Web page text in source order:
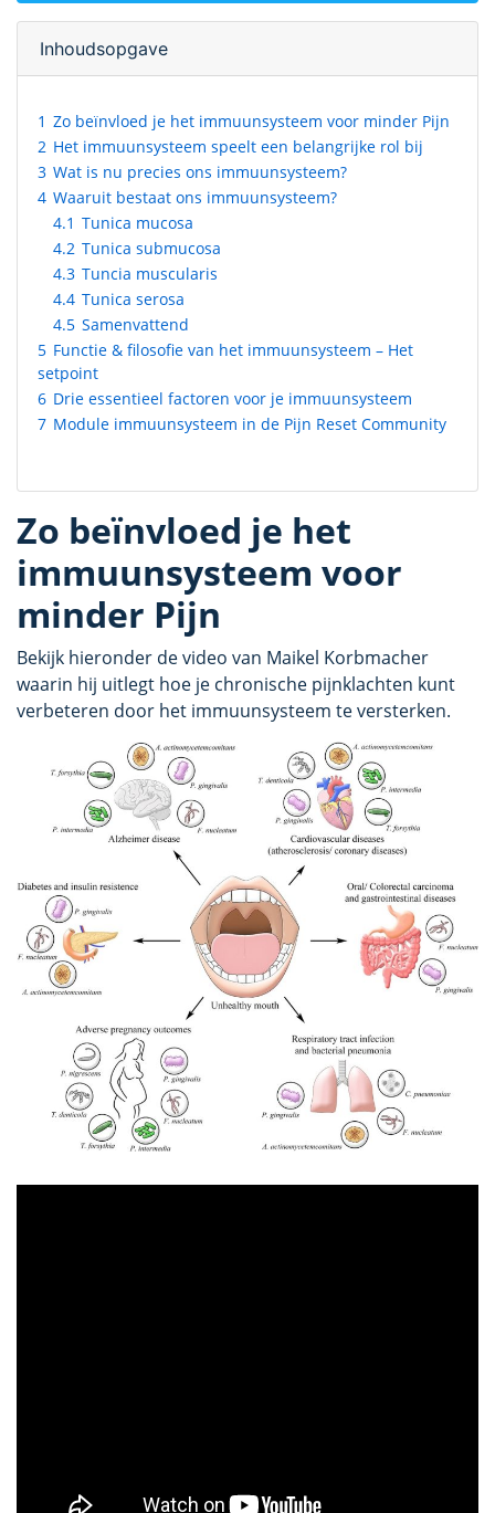
Zo beïnvloed je het
immuunsysteem voor
minder Pijn
Bekijk hieronder de video van Maikel Korbmacher
waarin hij uitlegt hoe je chronische pijnklachten kunt
verbeteren door het immuunsysteem te versterken.
Inhoudsopgave
1 Zo beïnvloed je het immuunsysteem voor minder Pijn
2 Het immuunsysteem speelt een belangrijke rol bij
3 Wat is nu precies ons immuunsysteem?
4 Waaruit bestaat ons immuunsysteem?
4.1 Tunica mucosa
4.2 Tunica submucosa
4.3 Tuncia muscularis
4.4 Tunica serosa
4.5 Samenvattend
5 Functie & filosofie van het immuunsysteem – Het
setpoint
6 Drie essentieel factoren voor je immuunsysteem
7 Module immuunsysteem in de Pijn Reset Community